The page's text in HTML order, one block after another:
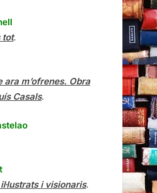
tot.
ara m’ofrenes. Obra
Casals.
i visionaris.